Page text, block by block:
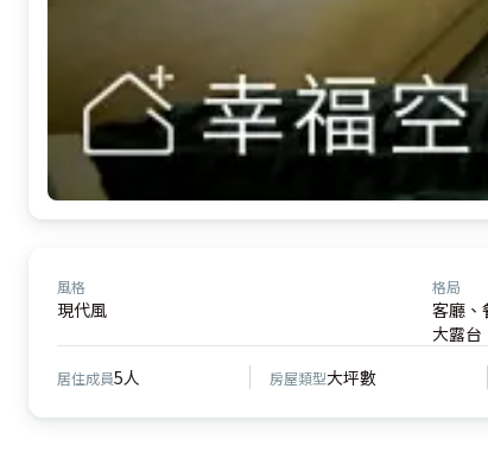
風格
現代風
格局
客廳、
大露台
居住成員5人 房屋類型大坪數